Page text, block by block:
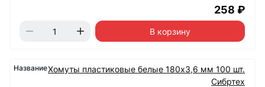
258 ₽
В корзину
Хомуты пластиковые белые 180х3,6 мм 100 шт.
Сибртех